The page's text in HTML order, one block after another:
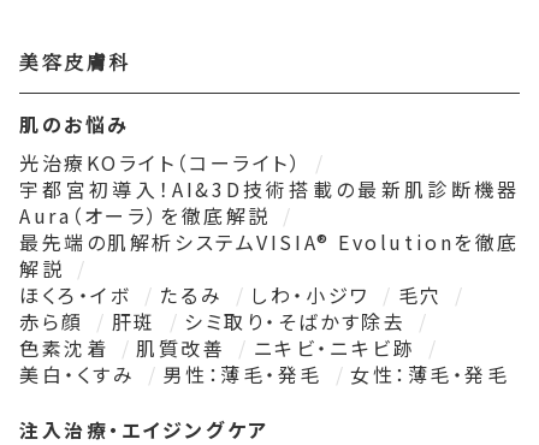
美容皮膚科
肌のお悩み
光治療KOライト（コーライト）
宇都宮初導入！AI&3D技術搭載の最新肌診断機器
Aura（オーラ）を徹底解説
最先端の肌解析システムVISIA® Evolutionを徹底
解説
ほくろ・イボ
たるみ しわ・小ジワ
毛穴
赤ら顔
肝斑
シミ取り・そばかす除去
色素沈着
肌質改善
ニキビ・ニキビ跡
美白・くすみ
男性：薄毛・発毛
女性：薄毛・発毛
注入治療・エイジングケア